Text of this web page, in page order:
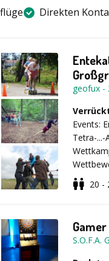
Direkten
geofux -
Events:
Tetra-
Platz
20 -
S.O.F.A.